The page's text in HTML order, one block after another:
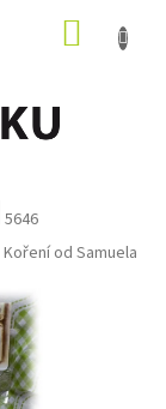
5646
Koření od Samuela